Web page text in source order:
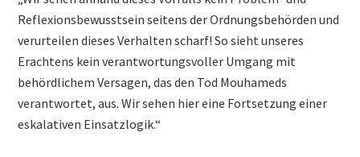
Reflexionsbewusstsein seitens der Ordnungsbehörden und
verurteilen dieses Verhalten scharf! So sieht unseres
Erachtens kein verantwortungsvoller Umgang mit
behördlichem Versagen, das den Tod Mouhameds
verantwortet, aus. Wir sehen hier eine Fortsetzung einer
eskalativen Einsatzlogik.“